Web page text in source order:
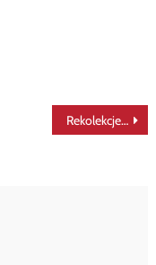
Rekolekcje diakonów stałych… [aktualizacja]